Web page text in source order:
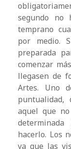
segundo no
temprano
por medio.
preparada
comenzar
llegasen de
Artes. Uno
puntualidad,
aquel que
hacerlo. Los
ya que las